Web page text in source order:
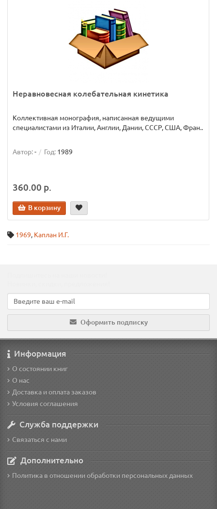
Неравновесная колебательная кинетика
Коллективная монография, написанная ведущими
специалистами из Италии, Англии, Дании, СССР, США, Фран..
Автор:- Год: 1989
360.00 р.
В корзину
1969, Каплан И.Г.
Оформить подписку
Информация
О состоянии книг
О нас
Доставка и оплата заказов
Условия соглашения
Служба поддержки
Связаться с нами
Дополнительно
Политика в отношении обработки персональных данных